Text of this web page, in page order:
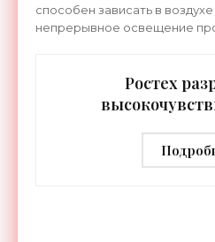
способен зависать в
непрерывное освещение
Ростех
дальностью
-